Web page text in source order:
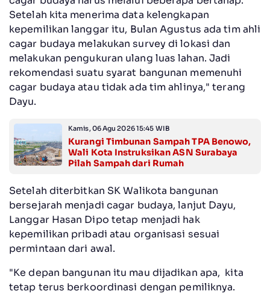
Setelah kita menerima data kelengkapan
kepemilikan langgar itu, Bulan Agustus ada tim ahli
cagar budaya melakukan survey di lokasi dan
melakukan pengukuran ulang luas lahan. Jadi
rekomendasi suatu syarat bangunan memenuhi
cagar budaya atau tidak ada tim ahlinya," terang
Dayu.
Kamis, 06 Agu 2026 15:45 WIB
Kurangi Timbunan Sampah TPA Benowo,
Wali Kota Instruksikan ASN Surabaya
Pilah Sampah dari Rumah
Setelah diterbitkan SK Walikota bangunan
bersejarah menjadi cagar budaya, lanjut Dayu,
Langgar Hasan Dipo tetap menjadi hak
kepemilikan pribadi atau organisasi sesuai
permintaan dari awal.
"Ke depan bangunan itu mau dijadikan apa, kita
tetap terus berkoordinasi dengan pemiliknya.